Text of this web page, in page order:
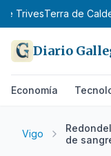
TrivesTerra de
Diario
Economía
Vigo
de